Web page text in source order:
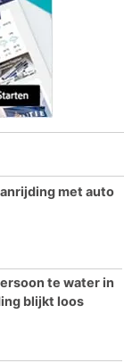
met auto
te water in
blijkt loos